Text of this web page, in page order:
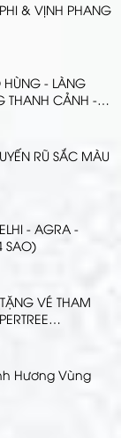
& VỊNH PHANG
- LÀNG
THANH CẢNH -
MINH SƠN -
RŨ SẮC MÀU
- AGRA -
SAO)
VÉ THAM
QUAN
Hương Vùng